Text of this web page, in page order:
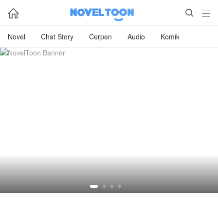
  
Novel Chat Story Cerpen Audio Komik